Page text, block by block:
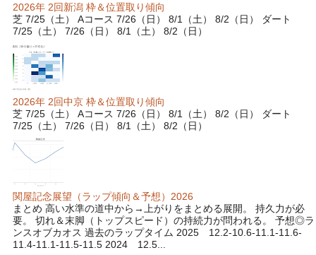
2026年 2回新潟 枠＆位置取り傾向
芝 7/25（土） Aコース 7/26（日） 8/1（土） 8/2（日） ダート
7/25（土） 7/26（日） 8/1（土） 8/2（日）
2026年 2回中京 枠＆位置取り傾向
芝 7/25（土） Aコース 7/26（日） 8/1（土） 8/2（日） ダート
7/25（土） 7/26（日） 8/1（土） 8/2（日）
関屋記念展望（ラップ傾向＆予想）2026
まとめ 高い水準の道中から→上がりをまとめる展開。 持久力が必
要。 切れ＆末脚（トップスピード）の持続力が問われる。 予想◎ラ
ンスオブカオス 過去のラップタイム 2025 12.2-10.6-11.1-11.6-
11.4-11.1-11.5-11.5 2024 12.5...